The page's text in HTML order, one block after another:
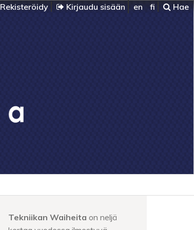
Rekisteröidy Kirjaudu sisään en fi Hae
Tekniikan Waiheita on neljä